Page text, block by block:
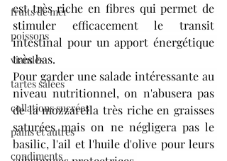
fruits de mer
poissons
viandes
tartes salées
collations sucrées
pains et autres
condiments
est très riche en fibres qui permet de
stimuler efficacement le transit
intestinal pour un apport énergétique
très bas.
Pour garder une salade intéressante au
niveau nutritionnel, on n'abusera pas
de la mozzarella très riche en graisses
saturées mais on ne négligera pas le
basilic, l'ail et l'huile d'olive pour leurs